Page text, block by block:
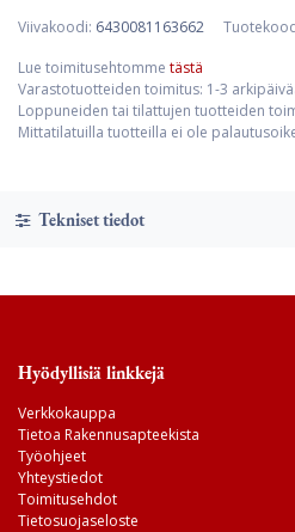
Viivakoodi: 6430081163662
Lue toimitusehtomme tästä
Varastotuotteiden toimitus: 1-3
Loppuneiden tai tilattujen tuotteiden
Mittatilatuilla tuotteilla ei ole
Tekniset tiedot
Hyödyllisiä linkkejä
Verkkokauppa
Tietoa Rakennusapteekista
Työohjeet
Yhteystiedot
Toimitusehdot
Tietosuojaseloste